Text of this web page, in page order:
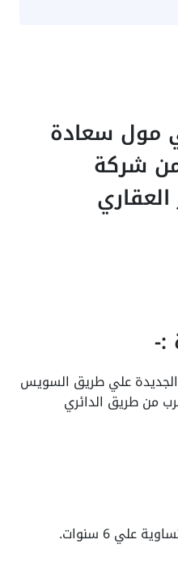
60م في مول سعادة
شركة
العقاري
:-
علي طريق السويس
من طريق الدائري